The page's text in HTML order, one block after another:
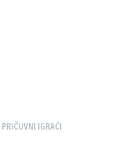
PRIČUVNI IGRAČI